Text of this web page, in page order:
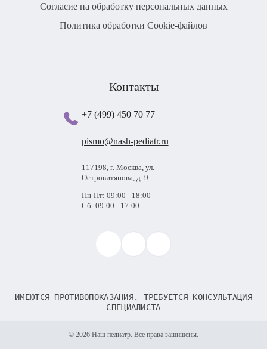
Согласие на обработку персональных данных
Политика обработки Cookie-файлов
Контакты
+7 (499) 450 70 77
pismo@nash-pediatr.ru
117198, г. Москва, ул.
Островитянова, д. 9
Пн-Пт: 09:00 - 18:00
Сб: 09:00 - 17:00
ИМЕЮТСЯ ПРОТИВОПОКАЗАНИЯ. ТРЕБУЕТСЯ КОНСУЛЬТАЦИЯ
СПЕЦИАЛИСТА
© 2026 Наш педиатр. Все права защищены.